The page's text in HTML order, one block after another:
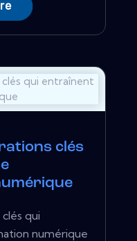
clés
qui
numérique